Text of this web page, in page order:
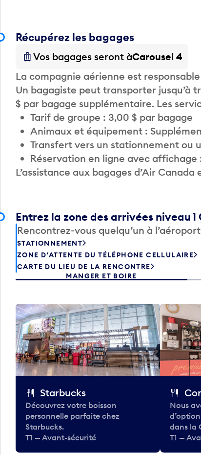
Récupérez les bagages
Vos bagages seront àCarousel 4
La compagnie aérienne est
Un bagagiste peut transporter jusqu’à
$ par bagage supplémentaire. Les
Tarif de groupe : 3,00 $ par bagage
Animaux et équipement :
Transfert vers un stationnement ou
Réservation en ligne avec affichage
L’assistance aux bagages d’Air
Entrez la zone des arrivées niveau 1
Rencontrez-vous quelqu’un à
STATIONNEMENT
ZONE D’ATTENTE DU TÉLÉPHONE CELLULAIRE
CARTE DU LIEU DE LA RENCONTRE
MANGER ET BOIRE
Starbucks
Découvrez votre boisson
personnelle parfaite chez
Starbucks.
T1 — Avant-sécurité
Nous
dans la
T1 —